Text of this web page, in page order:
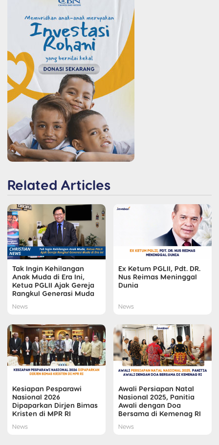
Related Articles
Tak Ingin Kehilangan
Anak Muda di Era Ini,
Ketua PGLII Ajak Gereja
Rangkul Generasi Muda
News
Ex Ketum PGLII, Pdt. DR.
Nus Reimas Meninggal
Dunia
News
Kesiapan Pesparawi
Nasional 2026
Dipaparkan Dirjen Bimas
Kristen di MPR RI
News
Awali Persiapan Natal
Nasional 2025, Panitia
Awali dengan Doa
Bersama di Kemenag RI
News